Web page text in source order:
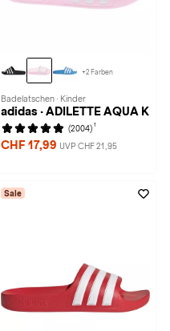
+2 Farben
Badelatschen · Kinder
adidas · ADILETTE AQUA K
(2004) 1
CHF 17,99 UVP CHF 21,95
Sale